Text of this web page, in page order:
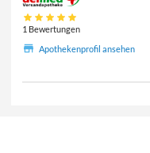
1 Bewertungen
Apothekenprofil ansehen